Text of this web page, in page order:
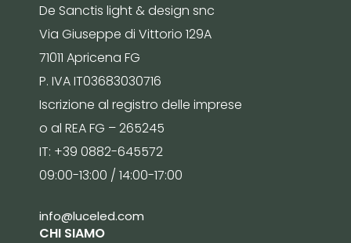
De Sanctis light & design snc
Via Giuseppe di Vittorio 129A
71011 Apricena FG
P. IVA IT03683030716
Iscrizione al registro delle imprese
o al REA FG – 265245
IT: +39 0882-645572
09:00-13:00 / 14:00-17:00
info@luceled.com
CHI SIAMO